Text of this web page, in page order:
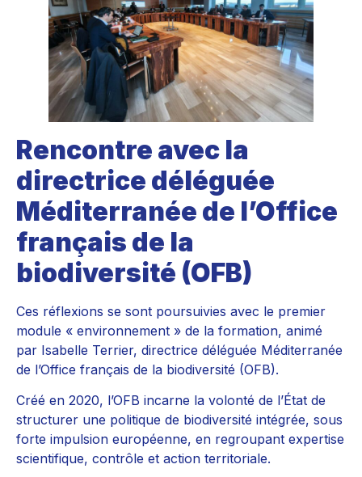
Rencontre avec la
directrice déléguée
Méditerranée de l’Office
français de la
biodiversité (OFB)
Ces réflexions se sont poursuivies avec le premier
module « environnement » de la formation, animé
par Isabelle Terrier, directrice déléguée Méditerranée
de l’Office français de la biodiversité (OFB).
Créé en 2020, l’OFB incarne la volonté de l’État de
structurer une politique de biodiversité intégrée, sous
forte impulsion européenne, en regroupant expertise
scientifique, contrôle et action territoriale.